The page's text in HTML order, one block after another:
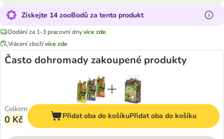
Získejte 14 zooBodů za tento produkt
Dodání za 1-3 pracovní dnyvíce zde
Vrácení zbožívíce zde
Často dohromady zakoupené produkty
Celkem
0 Kč Přidat oba do košíkuPřidat oba do košíku